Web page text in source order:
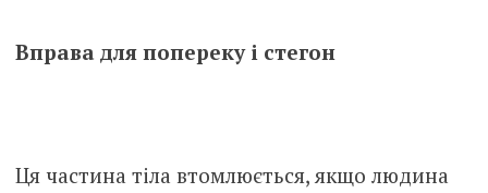
Вправа для попереку і стегон
Ця частина тіла втомлюється, якщо людина